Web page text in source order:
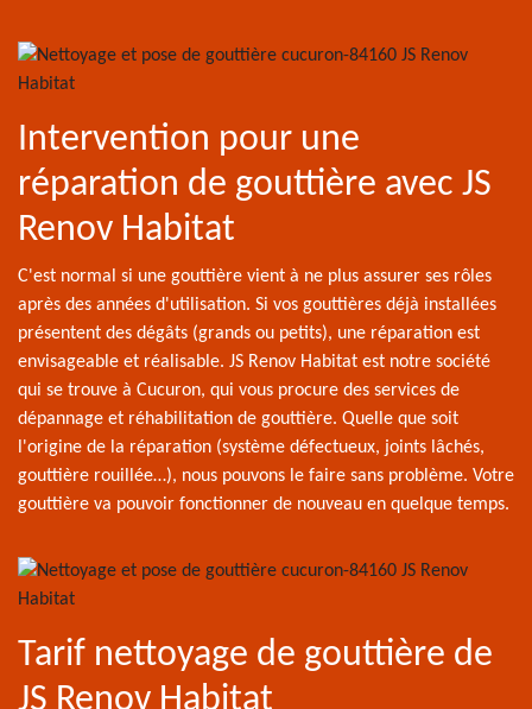
Intervention pour une
réparation de gouttière avec JS
Renov Habitat
C'est normal si une gouttière vient à ne plus assurer ses rôles
après des années d'utilisation. Si vos gouttières déjà installées
présentent des dégâts (grands ou petits), une réparation est
envisageable et réalisable. JS Renov Habitat est notre société
qui se trouve à Cucuron, qui vous procure des services de
dépannage et réhabilitation de gouttière. Quelle que soit
l'origine de la réparation (système défectueux, joints lâchés,
gouttière rouillée…), nous pouvons le faire sans problème. Votre
gouttière va pouvoir fonctionner de nouveau en quelque temps.
Tarif nettoyage de gouttière de
JS Renov Habitat